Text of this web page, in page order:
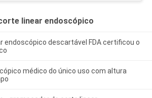
linear endoscópico
endoscópico descartável FDA certificou o
médico do único uso com altura